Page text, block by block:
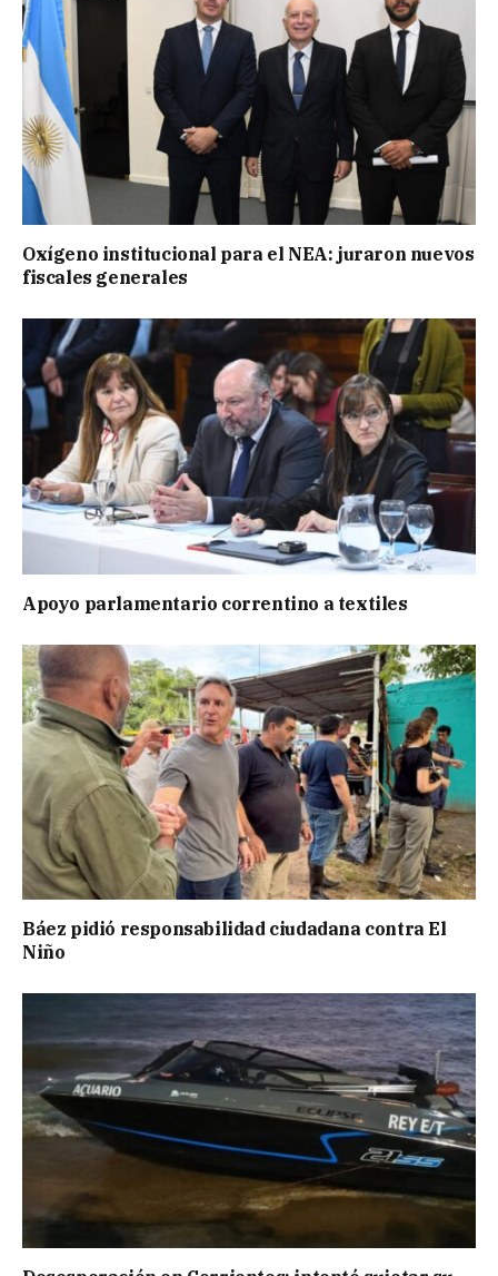
Oxígeno institucional para el NEA: juraron nuevos
fiscales generales
Apoyo parlamentario correntino a textiles
Báez pidió responsabilidad ciudadana contra El
Niño